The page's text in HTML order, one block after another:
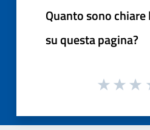
Quanto sono
su questa pagina?